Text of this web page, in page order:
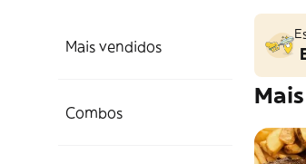
Mais vendidos
Combos